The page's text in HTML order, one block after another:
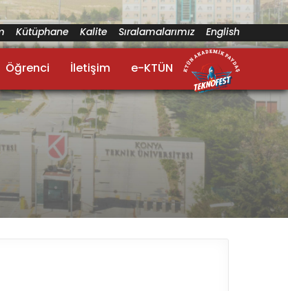
Kütüphane Kalite Sıralamalarımız English
Öğrenci İletişim e-KTÜN